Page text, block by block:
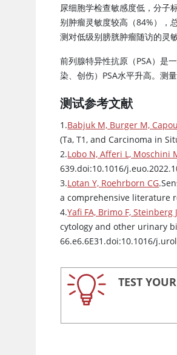
尿细胞学检查敏感度低，分子
别肿瘤灵敏度较高（84%），
测对低级别膀胱肿瘤随访的灵
前列腺特异性抗原（PSA）是
染、创伤）PSA水平升高。测
测试参考文献
1.Babjuk M, Burger M,
(Ta, T1, and Carcinoma in
2.Lobo N, Afferi L, Moschini
639.doi:10.1016/
3.Lotan Y, Roehrborn CG
a comprehensive literature
4.Yafi FA, Brimo F, Steinberg
cytology and other urinary
66.e6.6E31.doi:10.1016/
TEST